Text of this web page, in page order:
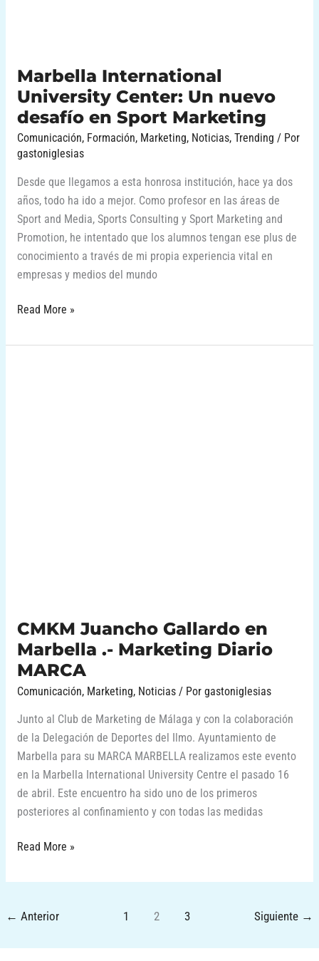
Marbella International
University Center: Un nuevo
desafío en Sport Marketing
Comunicación, Formación, Marketing, Noticias, Trending / Por
gastoniglesias
Desde que llegamos a esta honrosa institución, hace ya dos
años, todo ha ido a mejor. Como profesor en las áreas de
Sport and Media, Sports Consulting y Sport Marketing and
Promotion, he intentado que los alumnos tengan ese plus de
conocimiento a través de mi propia experiencia vital en
empresas y medios del mundo
Read More »
CMKM Juancho Gallardo en
Marbella .- Marketing Diario
MARCA
Comunicación, Marketing, Noticias/ Por gastoniglesias
Junto al Club de Marketing de Málaga y con la colaboración
de la Delegación de Deportes del Ilmo. Ayuntamiento de
Marbella para su MARCA MARBELLA realizamos este evento
en la Marbella International University Centre el pasado 16
de abril. Este encuentro ha sido uno de los primeros
posteriores al confinamiento y con todas las medidas
Read More »
← Anterior 1 2 3 Siguiente →